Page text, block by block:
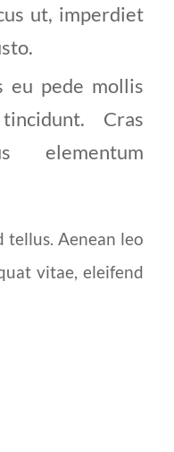
ut, imperdiet
eu pede mollis
Cras
elementum
tellus. Aenean leo
vitae, eleifend